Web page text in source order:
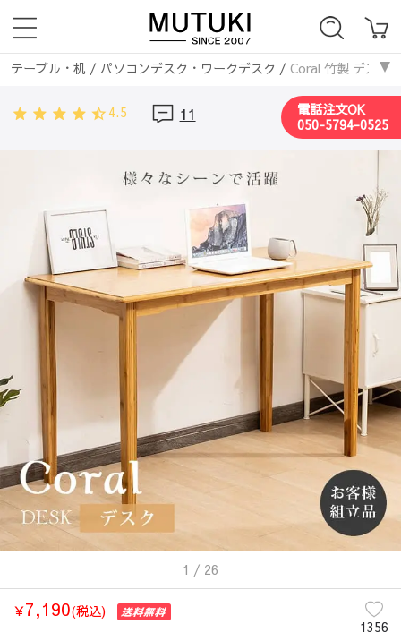
テーブル・机 / パソコンデスク・ワークデスク / Coral 竹製 デスク
4.5
11
電話注文OK
050-5794-0525
1 / 26
￥7,190(税込)
1356